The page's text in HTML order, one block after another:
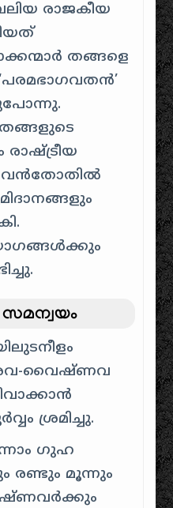
രാജകീയ
തങ്ങളെ
വൻതോതിൽ
വൈഷ്ണവ
ശ്രമിച്ചു.
ഗുഹ
രണ്ടും മൂന്നും